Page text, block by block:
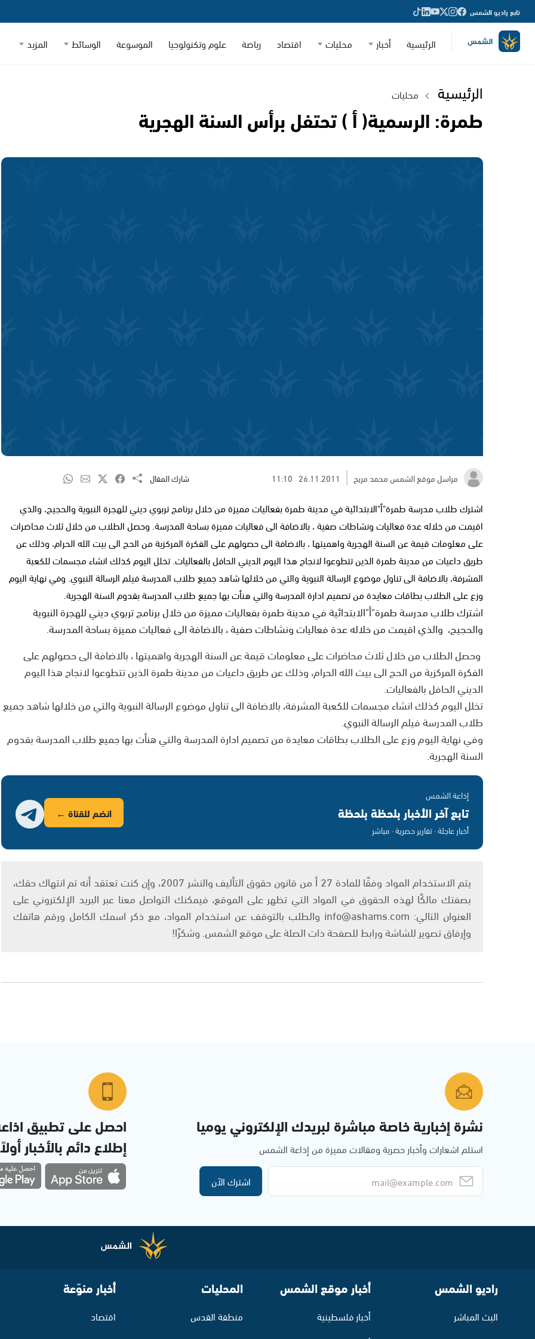
تابع راديو الشمس
الرئيسية أخبار محليات اقتصاد رياضة علوم وتكنولوجيا الموسوعة الوسائط المزيد
الرئيسية محليات
طمرة: الرسمية( أ ) تحتفل برأس السنة الهجرية
مراسل موقع الشمس محمد مريح 26.11.2011
11:10 شارك المقال
اشترك طلاب مدرسة طمرة"أ"الابتدائية في مدينة طمرة بفعاليات مميزة من خلال برنامج تربوي ديني للهجرة النبوية والحجيج، والذي
اقيمت من خلاله عدة فعاليات ونشاطات صفية ، بالاضافة الى فعاليات مميزة بساحة المدرسة. وحصل الطلاب من خلال ثلاث محاضرات
على معلومات قيمة عن السنة الهجرية واهميتها ، بالاضافة الى حصولهم على الفكرة المركزية من الحج الى بيت الله الحرام، وذلك عن
طريق داعيات من مدينة طمرة الذين تتطوعوا لانجاح هذا اليوم الديني الحافل بالفعاليات. تخلل اليوم كذلك انشاء مجسمات للكعبة
المشرفة، بالاضافة الى تناول موضوع الرسالة النبوية والتي من خلالها شاهد جميع طلاب المدرسة فيلم الرسالة النبوي. وفي نهاية اليوم
وزع على الطلاب بطاقات معايدة من تصميم ادارة المدرسة والتي هنأت بها جميع طلاب المدرسة بقدوم السنة الهجرية.
اشترك طلاب مدرسة طمرة"أ"الابتدائية في مدينة طمرة بفعاليات مميزة من خلال برنامج تربوي ديني للهجرة النبوية
والحجيج، والذي اقيمت من خلاله عدة فعاليات ونشاطات صفية ، بالاضافة الى فعاليات مميزة بساحة المدرسة.
وحصل الطلاب من خلال ثلاث محاضرات على معلومات قيمة عن السنة الهجرية واهميتها ، بالاضافة الى حصولهم على
الفكرة المركزية من الحج الى بيت الله الحرام، وذلك عن طريق داعيات من مدينة طمرة الذين تتطوعوا لانجاح هذا اليوم
الديني الحافل بالفعاليات.
تخلل اليوم كذلك انشاء مجسمات للكعبة المشرفة، بالاضافة الى تناول موضوع الرسالة النبوية والتي من خلالها شاهد جميع
طلاب المدرسة فيلم الرسالة النبوي.
وفي نهاية اليوم وزع على الطلاب بطاقات معايدة من تصميم ادارة المدرسة والتي هنأت بها جميع طلاب المدرسة بقدوم
السنة الهجرية.
إذاعة الشمس
تابع آخر الأخبار بلحظة بلحظة
أخبار عاجلة · تقارير حصرية · مباشر
انضم للقناة ←
يتم الاستخدام المواد وفقًا للمادة 27 أ من قانون حقوق التأليف والنشر 2007، وإن كنت تعتقد أنه تم انتهاك حقك،
بصفتك مالكًا لهذه الحقوق في المواد التي تظهر على الموقع، فيمكنك التواصل معنا عبر البريد الإلكتروني على
العنوان التالي: info@ashams.com والطلب بالتوقف عن استخدام المواد، مع ذكر اسمك الكامل ورقم هاتفك
وإرفاق تصوير للشاشة ورابط للصفحة ذات الصلة على موقع الشمس. وشكرًا!
نشرة إخبارية خاصة مباشرة لبريدك الإلكتروني يوميا
استلم اشعارات وأخبار حصرية ومقالات مميزة من إذاعة الشمس
اشترك الآن
احصل على تطبيق
إطلاع دائم بالأخبار
راديو الشمس
البث المباشر
أخبار موقع الشمس
أخبار فلسطينية
المحليات
منطقة القدس
أخبار منوّعة
اقتصاد